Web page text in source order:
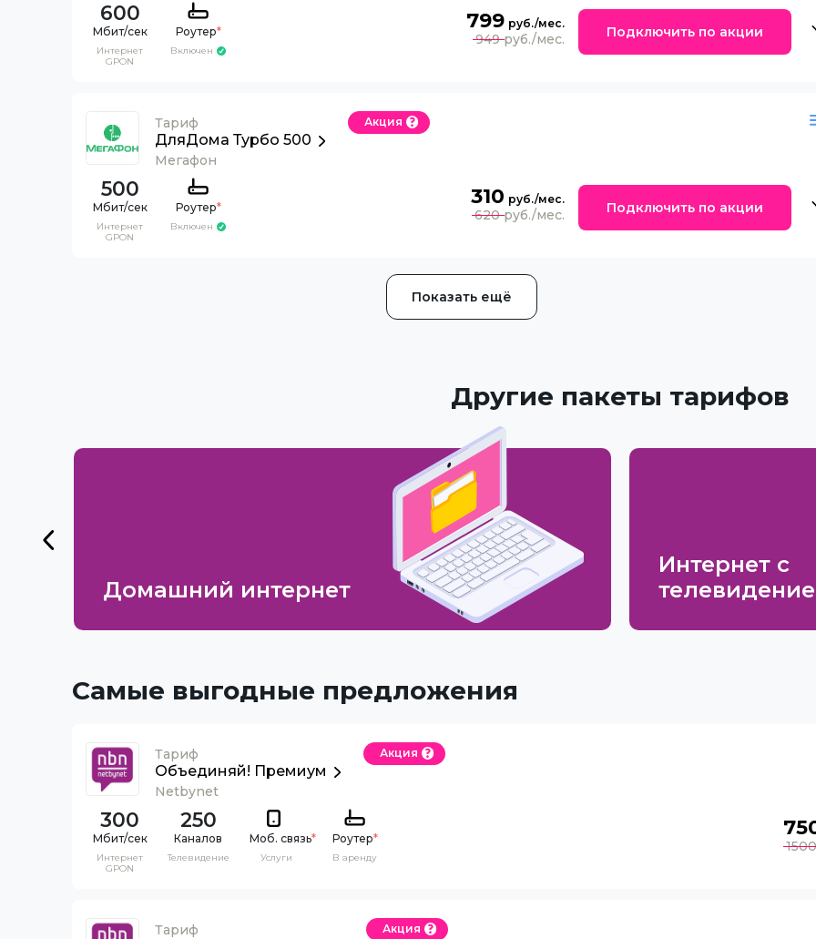
600
Интернет
GPON
Роутер*
Включен
799
949 Подключить по акции
Тариф
ДляДома Турбо 500
Мегафон
Акция
500
Интернет
GPON
Роутер*
Включен
310
620 Подключить по акции
Показать ещё
Другие пакеты тарифов
Домашний интернет
Интернет с
Самые выгодные предложения
Тариф
Объединяй! Премиум
Netbynet
Акция
300
Интернет
GPON
250
Каналов
Телевидение
Моб. связь*
Услуги
Роутер*
В аренду
1500
Тариф Акция